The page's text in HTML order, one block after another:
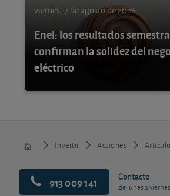
viernes, 7 de agosto de 2026
Enel: los resultados
confirman la solidez del
eléctrico
Invertir Acciones
913 009 141 Contacto
de lunes a